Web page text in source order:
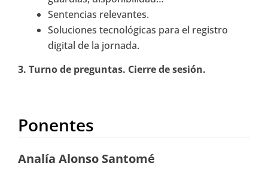
Sentencias relevantes.
Soluciones tecnológicas para el registro
digital de la jornada.
3. Turno de preguntas. Cierre de sesión.
Ponentes
Analía Alonso Santomé